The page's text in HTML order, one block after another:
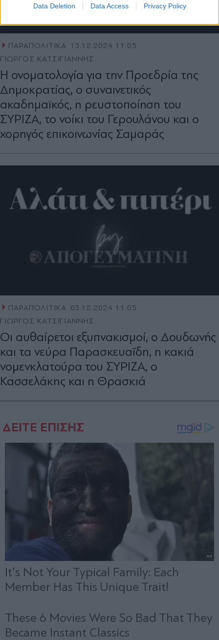
Data Deletion Data Access Privacy Policy
ΠΑΡΑΠΟΛΙΤΙΚΑ 13.12.2024 11:05
ΓΙΩΡΓΟΣ ΚΑΤΣΙΓΙΑΝΝΗΣ
Η ονοµατολογία για την Προεδρία της
Δημοκρατίας, ο συναινετικός
ακαδηµαϊκός, η ρευστοποίηση του
ΣΥΡΙΖΑ, το νοίκι του Γερουλάνου και ο
χορηγός επικοινωνίας Σαμαράς
ΠΑΡΑΠΟΛΙΤΙΚΑ 03.12.2024 11:05
ΓΙΩΡΓΟΣ ΚΑΤΣΙΓΙΑΝΝΗΣ
Οι αυθαίρετοι εξυπνακισµοί, ο Δουδωνής
και τα νεύρα Παρασκευαΐδη, η κακιά
νομενκλατούρα του ΣΥΡΙΖΑ, ο
Κασσελάκης και η Θρασκιά